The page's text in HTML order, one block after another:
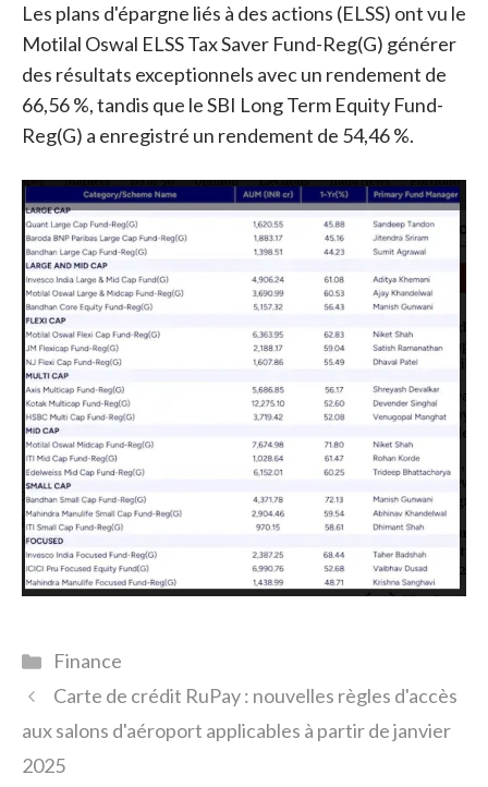
Les plans d'épargne liés à des actions (ELSS) ont vu le
Motilal Oswal ELSS Tax Saver Fund-Reg(G) générer
des résultats exceptionnels avec un rendement de
66,56 %, tandis que le SBI Long Term Equity Fund-
Reg(G) a enregistré un rendement de 54,46 %.
Catégories
Finance
Carte de crédit RuPay : nouvelles règles d'accès
aux salons d'aéroport applicables à partir de janvier
2025